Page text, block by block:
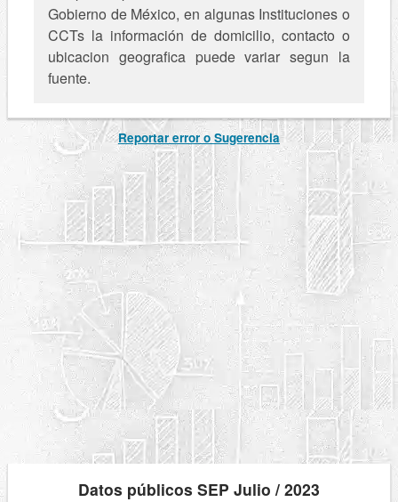
Gobierno de México, en algunas Instituciones o
CCTs la información de domicilio, contacto o
ubicacion geografica puede variar segun la
fuente.
Reportar error o Sugerencia
Datos públicos SEP Julio / 2023